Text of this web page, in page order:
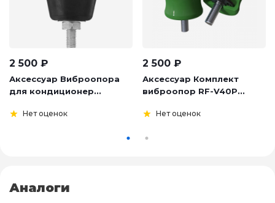
2 500 ₽
Аксессуар Виброопора
для кондиционер...
Нет оценок
2 500 ₽
Аксессуар Комплект
виброопор RF-V40P...
Нет оценок
Аналоги